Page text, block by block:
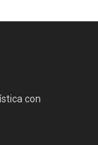
con